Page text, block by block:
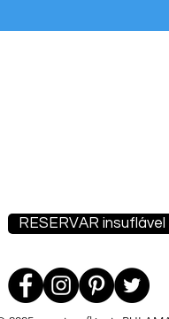
RESERVAR insuflável